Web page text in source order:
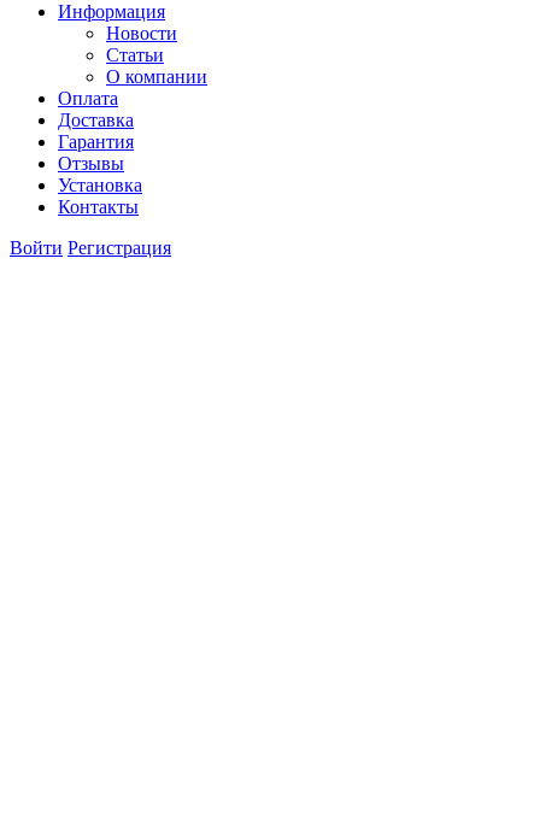
Информация
Новости
Статьи
О компании
Оплата
Доставка
Гарантия
Отзывы
Установка
Контакты
Войти Регистрация